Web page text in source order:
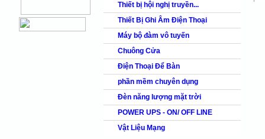
Thiết bị hội nghị truyền...
Thiết Bị Ghi Âm Điện Thoại
Máy bộ đàm vô tuyến
Chuông Cửa
Điện Thoại Để Bàn
phần mềm chuyên dụng
Đèn năng lượng mặt trời
POWER UPS - ON/ OFF LINE
Vật Liệu Mạng